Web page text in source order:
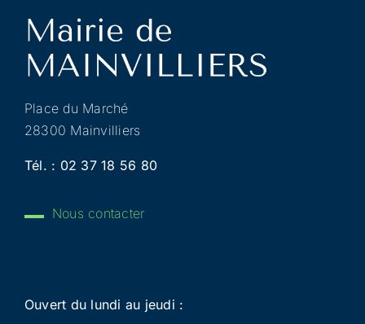
Place du Marché
28300 Mainvilliers
Tél. : 02 37 18 56 80
Nous contacter
Ouvert du lundi au jeudi :